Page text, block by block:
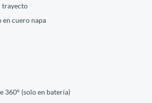
trayecto
cuero napa
360° (solo en batería)